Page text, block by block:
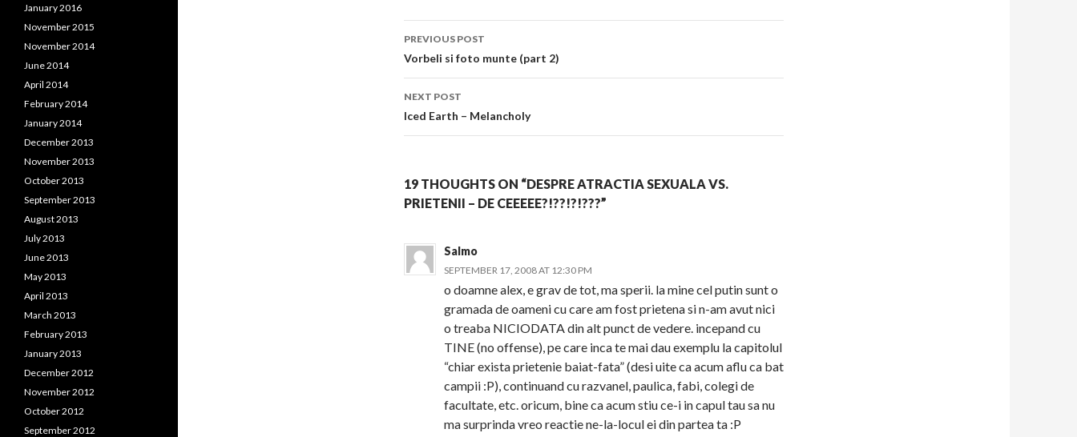
Post navigation
PREVIOUS POST
Vorbeli si foto munte (part 2)
NEXT POST
Iced Earth – Melancholy
19 THOUGHTS ON “DESPRE ATRACTIA SEXUALA VS.
PRIETENII – DE CEEEEE?!??!?!???”
Salmo
SEPTEMBER 17, 2008 AT 12:30 PM
o doamne alex, e grav de tot, ma sperii. la mine cel putin sunt o
gramada de oameni cu care am fost prietena si n-am avut nici
o treaba NICIODATA din alt punct de vedere. incepand cu
TINE (no offense), pe care inca te mai dau exemplu la capitolul
“chiar exista prietenie baiat-fata” (desi uite ca acum aflu ca bat
campii :P), continuand cu razvanel, paulica, fabi, colegi de
facultate, etc. oricum, bine ca acum stiu ce-i in capul tau sa nu
ma surprinda vreo reactie ne-la-locul ei din partea ta :P
January 2016
November 2015
November 2014
June 2014
April 2014
February 2014
January 2014
December 2013
November 2013
October 2013
September 2013
August 2013
July 2013
June 2013
May 2013
April 2013
March 2013
February 2013
January 2013
December 2012
November 2012
October 2012
September 2012